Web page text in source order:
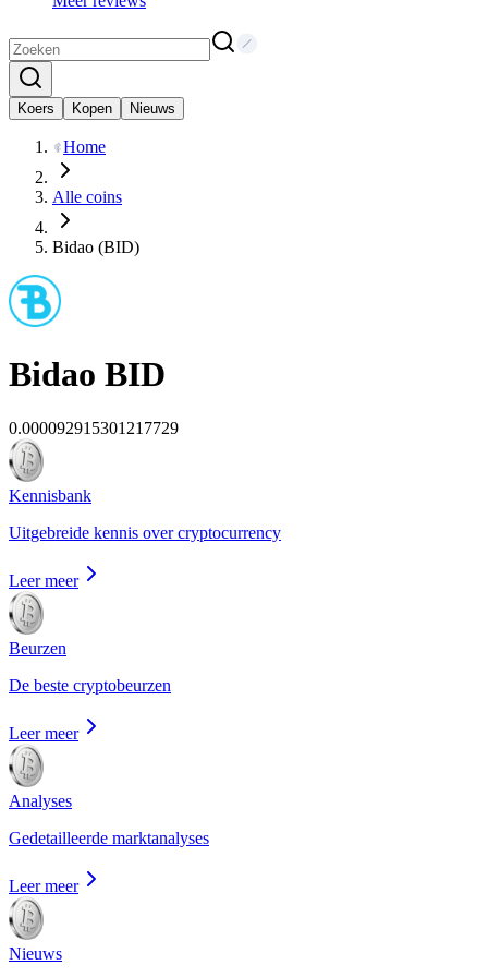
Koers Kopen Nieuws
Home
Alle coins
Bidao (BID)
Bidao BID
0.000092915301217729
Kennisbank
Uitgebreide kennis over cryptocurrency
Leer meer
Beurzen
De beste cryptobeurzen
Leer meer
Analyses
Gedetailleerde marktanalyses
Leer meer
Nieuws